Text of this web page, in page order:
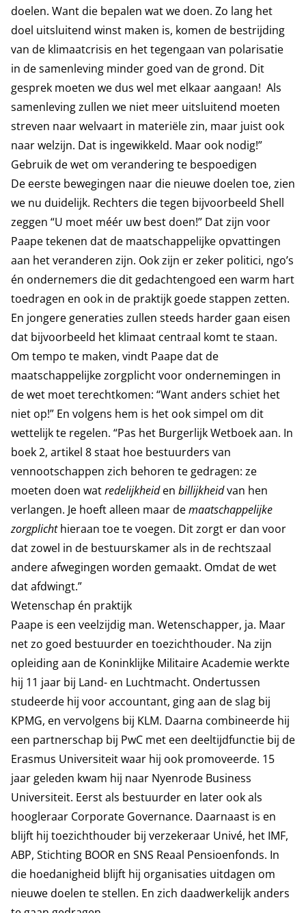
doelen. Want die bepalen wat we doen. Zo lang het
doel uitsluitend winst maken is, komen de bestrijding
van de klimaatcrisis en het tegengaan van polarisatie
in de samenleving minder goed van de grond. Dit
gesprek moeten we dus wel met elkaar aangaan! Als
samenleving zullen we niet meer uitsluitend moeten
streven naar welvaart in materiële zin, maar juist ook
naar welzijn. Dat is ingewikkeld. Maar ook nodig!”
Gebruik de wet om verandering te bespoedigen
De eerste bewegingen naar die nieuwe doelen toe, zien
we nu duidelijk. Rechters die tegen bijvoorbeeld Shell
zeggen “U moet méér uw best doen!” Dat zijn voor
Paape tekenen dat de maatschappelijke opvattingen
aan het veranderen zijn. Ook zijn er zeker politici, ngo’s
én ondernemers die dit gedachtengoed een warm hart
toedragen en ook in de praktijk goede stappen zetten.
En jongere generaties zullen steeds harder gaan eisen
dat bijvoorbeeld het klimaat centraal komt te staan.
Om tempo te maken, vindt Paape dat de
maatschappelijke zorgplicht voor ondernemingen in
de wet moet terechtkomen: “Want anders schiet het
niet op!” En volgens hem is het ook simpel om dit
wettelijk te regelen. “Pas het Burgerlijk Wetboek aan. In
boek 2, artikel 8 staat hoe bestuurders van
vennootschappen zich behoren te gedragen: ze
moeten doen watredelijkheiden billijkheidvan hen
verlangen. Je hoeft alleen maar demaatschappelijke
zorgplichthieraan toe te voegen. Dit zorgt er dan voor
dat zowel in de bestuurskamer als in de rechtszaal
andere afwegingen worden gemaakt. Omdat de wet
dat afdwingt.”
Wetenschap én praktijk
Paape is een veelzijdig man. Wetenschapper, ja. Maar
net zo goed bestuurder en toezichthouder. Na zijn
opleiding aan de Koninklijke Militaire Academie werkte
hij 11 jaar bij Land- en Luchtmacht. Ondertussen
studeerde hij voor accountant, ging aan de slag bij
KPMG, en vervolgens bij KLM. Daarna combineerde hij
een partnerschap bij PwC met een deeltijdfunctie bij de
Erasmus Universiteit waar hij ook promoveerde. 15
jaar geleden kwam hij naar Nyenrode Business
Universiteit. Eerst als bestuurder en later ook als
hoogleraar Corporate Governance. Daarnaast is en
blijft hij toezichthouder bij verzekeraar Univé, het IMF,
ABP, Stichting BOOR en SNS Reaal Pensioenfonds. In
die hoedanigheid blijft hij organisaties uitdagen om
nieuwe doelen te stellen. En zich daadwerkelijk anders